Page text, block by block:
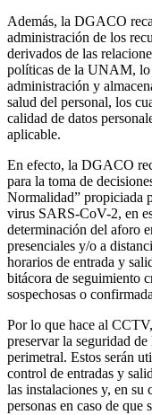
Además, la DGACO
administración de los
derivados de las
políticas de la UNAM, lo
administración y
salud del personal, los
calidad de datos
aplicable.
En efecto, la DGACO
para la toma de
Normalidad” propiciada
virus SARS-CoV-2, en
determinación del aforo
presenciales y/o a
horarios de entrada y
bitácora de seguimiento
sospechosas o
Por lo que hace al
preservar la seguridad
perimetral. Estos serán
control de entradas y
las instalaciones y, en su
personas en caso de